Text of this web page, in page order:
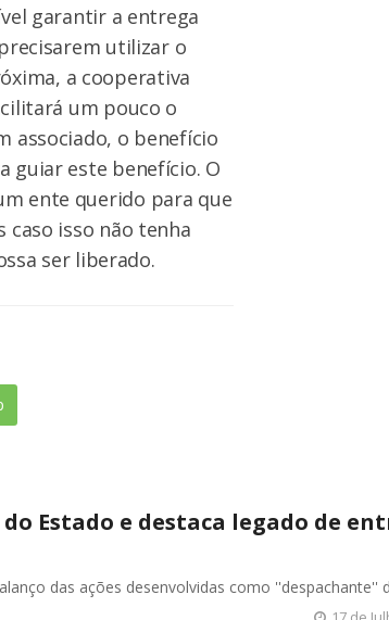
garantir a entrega
utilizar o
a cooperativa
um pouco o
associado, o benefício
guiar este benefício. O
ente querido para que
caso isso não tenha
ser liberado.
Estado e destaca legado de
das ações desenvolvidas como ''despachante''